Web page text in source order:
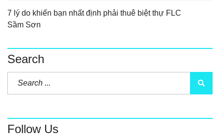
7 lý do khiến bạn nhất định phải thuê biệt thự FLC
Sầm Sơn
Search
Follow Us